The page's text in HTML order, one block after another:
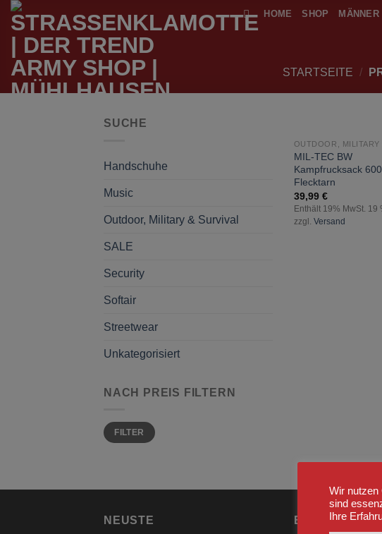
Zum
Inhalt
springen
HOME SHOP MÄNNER
STARTSEITE /
SUCHE
Handschuhe
Music
Outdoor, Military & Survival
SALE
Security
Softair
Streetwear
Unkategorisiert
NACH PREIS FILTERN
Min.
Preis
Max.
PreisFILTER
NICHT
MIL-TEC BW
Kampfrucksack
Flecktarn
39,99 €
Enthält 19% MwSt. 19
zzgl. Versand
NEUSTE BESTSELLER
Wir nutzen
sind
Ihre